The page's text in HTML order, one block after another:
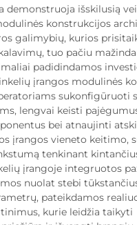
demonstruoja išskilusią
konstrukcijos
galimybių, kurios
tuo pačiu
padidindamos
įrangos modulinės
sukonfigūruoti
lengvai keisti
bei atnaujinti
įrangos vieneto keitimo,
tenkinant
įrangoje integruotos
nuolat stebi
pateikdamos
kurie leidžia taikyti